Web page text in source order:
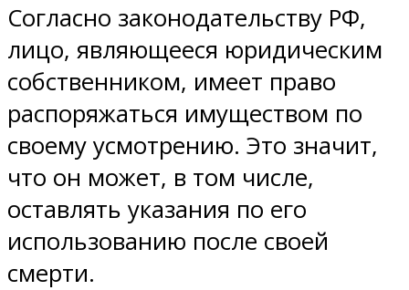
Согласно законодательству РФ,
лицо, являющееся юридическим
собственником, имеет право
распоряжаться имуществом по
своему усмотрению. Это значит,
что он может, в том числе,
оставлять указания по его
использованию после своей
смерти.